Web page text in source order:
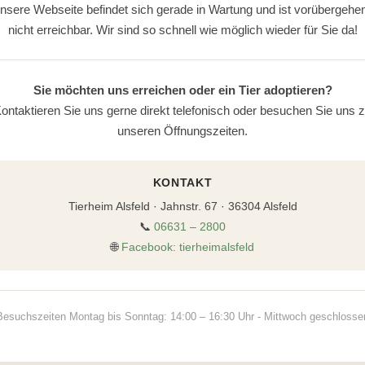
Webseite befindet sich gerade in Wartung und ist
nicht erreichbar. Wir sind so schnell wie möglich wieder für Sie da!
Sie möchten uns erreichen oder ein Tier adoptieren?
Sie uns gerne direkt telefonisch oder besuchen Sie uns
unseren Öffnungszeiten.
KONTAKT
Tierheim Alsfeld · Jahnstr. 67 · 36304 Alsfeld
📞 06631 – 2800
🌐 Facebook: tierheimalsfeld
Montag bis Sonntag: 14:00 – 16:30 Uhr - Mittwoch